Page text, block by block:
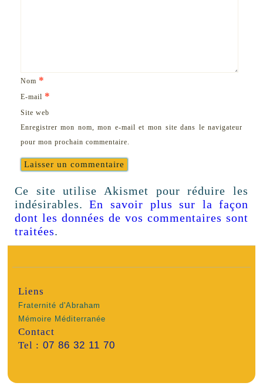
Nom *
E-mail *
Site web
Enregistrer mon nom, mon e-mail et mon site dans le navigateur
pour mon prochain commentaire.
Ce site utilise Akismet pour réduire les
indésirables.En savoir plus sur la façon
dont les données de vos commentaires sont
traitées.
Liens
Fraternité d'Abraham
Mémoire Méditerranée
Contact
Tel : 07 86 32 11 70